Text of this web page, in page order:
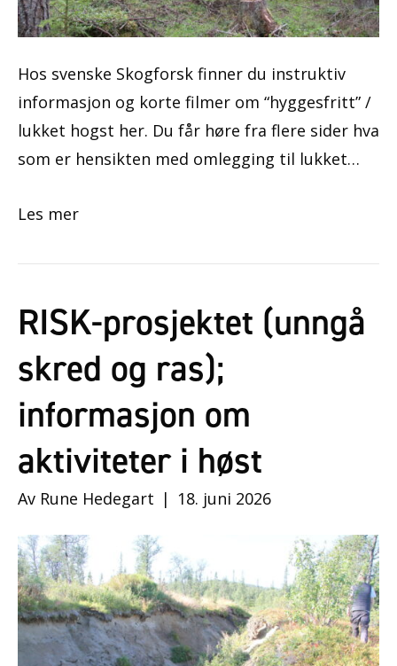
Hos svenske Skogforsk finner du instruktiv
informasjon og korte filmer om “hyggesfritt” /
lukket hogst her. Du får høre fra flere sider hva
som er hensikten med omlegging til lukket…
Les mer
RISK-prosjektet (unngå
skred og ras);
informasjon om
aktiviteter i høst
Av Rune Hedegart | 18. juni 2026